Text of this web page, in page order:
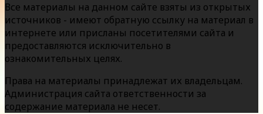
Все материалы на данном сайте взяты из открытых
источников - имеют обратную ссылку на материал в
интернете или присланы посетителями сайта и
предоставляются исключительно в
ознакомительных целях.
Права на материалы принадлежат их владельцам.
Администрация сайта ответственности за
содержание материала не несет.